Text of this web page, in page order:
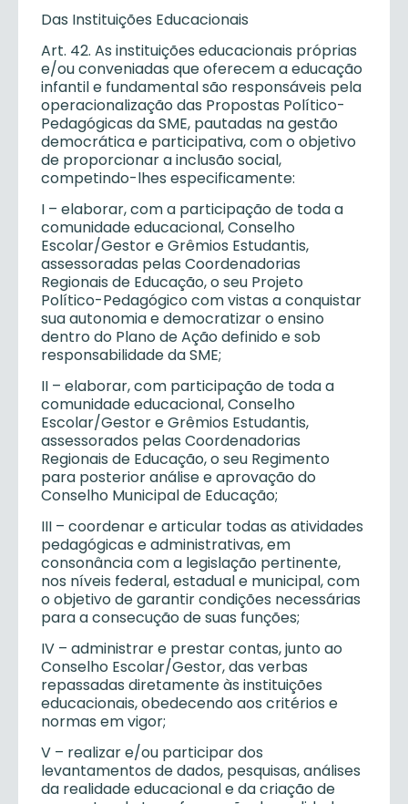
Das Instituições Educacionais
Art. 42. As instituições educacionais próprias
e/ou conveniadas que oferecem a educação
infantil e fundamental são responsáveis pela
operacionalização das Propostas Político-
Pedagógicas da SME, pautadas na gestão
democrática e participativa, com o objetivo
de proporcionar a inclusão social,
competindo-lhes especificamente:
I – elaborar, com a participação de toda a
comunidade educacional, Conselho
Escolar/Gestor e Grêmios Estudantis,
assessoradas pelas Coordenadorias
Regionais de Educação, o seu Projeto
Político-Pedagógico com vistas a conquistar
sua autonomia e democratizar o ensino
dentro do Plano de Ação definido e sob
responsabilidade da SME;
II – elaborar, com participação de toda a
comunidade educacional, Conselho
Escolar/Gestor e Grêmios Estudantis,
assessorados pelas Coordenadorias
Regionais de Educação, o seu Regimento
para posterior análise e aprovação do
Conselho Municipal de Educação;
III – coordenar e articular todas as atividades
pedagógicas e administrativas, em
consonância com a legislação pertinente,
nos níveis federal, estadual e municipal, com
o objetivo de garantir condições necessárias
para a consecução de suas funções;
IV – administrar e prestar contas, junto ao
Conselho Escolar/Gestor, das verbas
repassadas diretamente às instituições
educacionais, obedecendo aos critérios e
normas em vigor;
V – realizar e/ou participar dos
levantamentos de dados, pesquisas, análises
da realidade educacional e da criação de